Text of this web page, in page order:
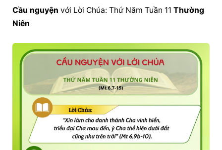
Cầu nguyện với Lời Chúa: Thứ Năm Tuần 11 Thường
Niên